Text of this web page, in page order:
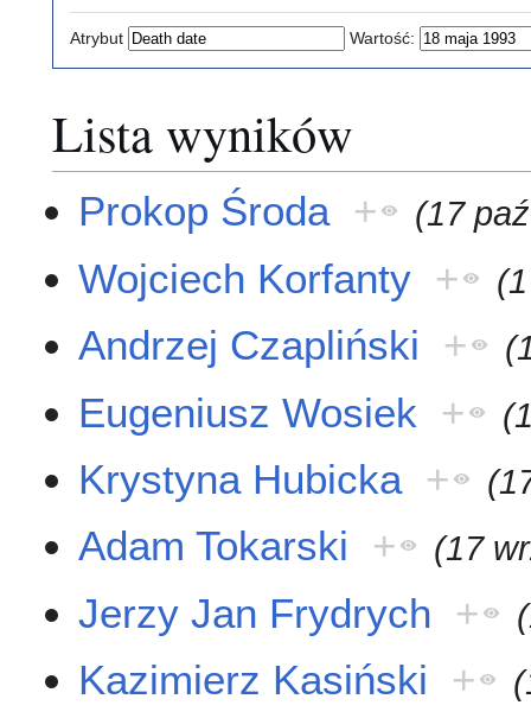
Atrybut Wartość:
Lista wyników
Prokop Środa + (17
Wojciech Korfanty +
Andrzej Czapliński +
Eugeniusz Wosiek +
Krystyna Hubicka +
Adam Tokarski + (17
Jerzy Jan Frydrych +
Kazimierz Kasiński +